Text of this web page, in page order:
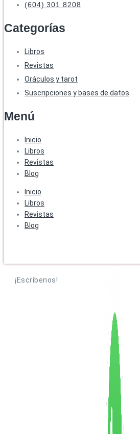
(604) 301 8208
Categorías
Libros
Revistas
Oráculos y tarot
Suscripciones y bases de datos
Menú
Inicio
Libros
Revistas
Blog
Inicio
Libros
Revistas
Blog
¡Escríbenos!